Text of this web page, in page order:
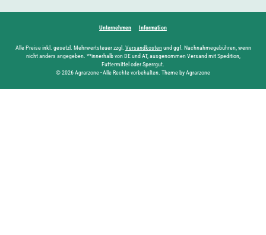
Unternehmen Information
Alle Preise inkl. gesetzl. Mehrwertsteuer zzgl. Versandkostenund ggf. Nachnahmegebühren, wenn
nicht anders angegeben. **innerhalb von DE und AT, ausgenommen Versand mit Spedition,
Futtermittel oder Sperrgut.
© 2026 Agrarzone - Alle Rechte vorbehalten. Theme by Agrarzone